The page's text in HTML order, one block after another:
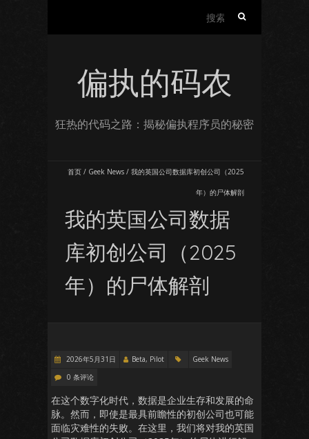
偏执的码农
狂热的代码之路：揭秘偏执程序员的秘密
首页 / Geek News / 我的英国公司数据库初创公司（2025
年）的尸体解剖
我的英国公司数据
库初创公司（2025
年）的尸体解剖
2026年5月31日 Beta, Pilot
Geek News
0 条评论
在这个数字化时代，数据是企业生存和发展的命
脉。然而，即使是最具前瞻性的初创公司也可能
面临灾难性的失败。在这里，我们将对我的英国